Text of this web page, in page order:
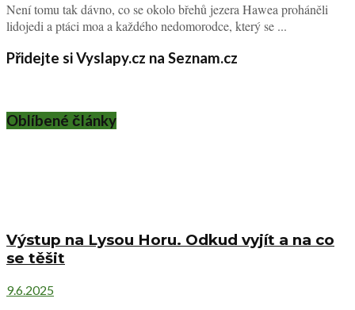
Není tomu tak dávno, co se okolo břehů jezera Hawea proháněli
lidojedi a ptáci moa a každého nedomorodce, který se ...
Přidejte si Vyslapy.cz na Seznam.cz
Oblíbené články
Výstup na Lysou Horu. Odkud vyjít a na co
se těšit
9.6.2025